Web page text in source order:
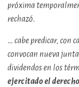
próxima
rechazó.
… cabe predicar, con
convocan nueva
dividendos en los
ejercitado el